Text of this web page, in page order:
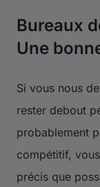
Bureaux
Une
Si vous nous
rester debout
probablement
compétitif,
précis que